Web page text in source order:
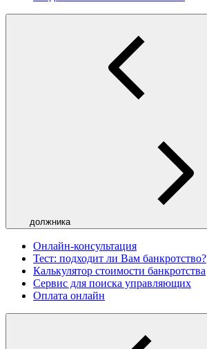
должника
Онлайн-консультация
Тест: подходит ли Вам банкротство?
Калькулятор стоимости банкротства
Сервис для поиска управляющих
Оплата онлайн